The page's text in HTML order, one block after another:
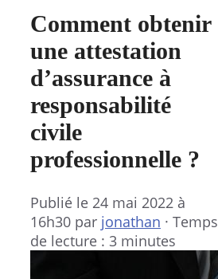
Comment obtenir
une attestation
d’assurance à
responsabilité
civile
professionnelle ?
Publié le 24 mai 2022 à
16h30 par jonathan · Temps
de lecture : 3 minutes